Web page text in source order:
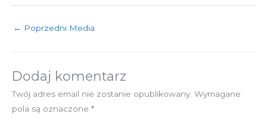
← Poprzedni Media
Dodaj komentarz
Twój adres email nie zostanie opublikowany. Wymagane
pola są oznaczone *